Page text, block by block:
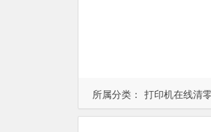
所属分类： 打印机在线清零